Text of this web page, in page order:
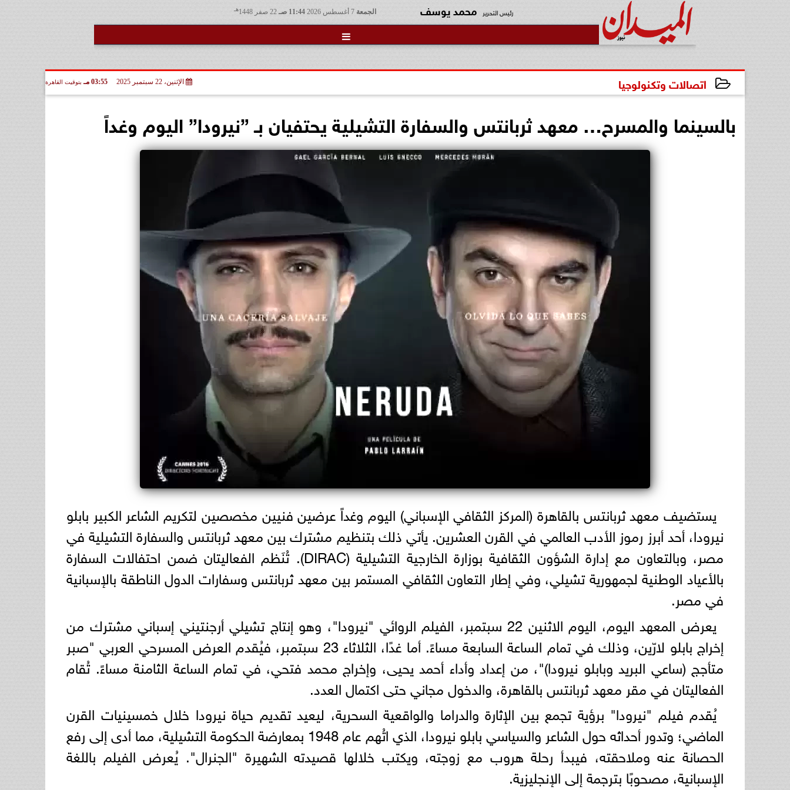
الجمعة 11:44 صـ هـ رئيس التحرير محمد يوسف

اتصالات وتكنولوجيا الإثنين، 22 سبتمبر 2025 03:55 مـ بتوقيت القاهرة
بالسينما والمسرح… معهد ثربانتس والسفارة التشيلية يحتفيان بـ ”نيرودا” اليوم وغداً
يستضيف معهد ثربانتس بالقاهرة (المركز الثقافي الإسباني) اليوم وغداً عرضين فنيين مخصصين لتكريم الشاعر الكبير بابلو
نيرودا، أحد أبرز رموز الأدب العالمي في القرن العشرين. يأتي ذلك بتنظيم مشترك بين معهد ثربانتس والسفارة التشيلية في
مصر، وبالتعاون مع إدارة الشؤون الثقافية بوزارة الخارجية التشيلية (DIRAC). تُنَظم الفعاليتان ضمن احتفالات السفارة
بالأعياد الوطنية لجمهورية تشيلي، وفي إطار التعاون الثقافي المستمر بين معهد ثربانتس وسفارات الدول الناطقة بالإسبانية
في مصر.
يعرض المعهد اليوم، اليوم الاثنين 22 سبتمبر، الفيلم الروائي "نيرودا"، وهو إنتاج تشيلي أرجنتيني إسباني مشترك من
إخراج بابلو لارّين، وذلك في تمام الساعة السابعة مساءً. أما غدًا، الثلاثاء 23 سبتمبر، فيُقدم العرض المسرحي العربي "صبر
متأجج (ساعي البريد وبابلو نيرودا)"، من إعداد وأداء أحمد يحيى، وإخراج محمد فتحي، في تمام الساعة الثامنة مساءً. تُقام
الفعاليتان في مقر معهد ثربانتس بالقاهرة، والدخول مجاني حتى اكتمال العدد.
يُقدم فيلم "نيرودا" برؤية تجمع بين الإثارة والدراما والواقعية السحرية، ليعيد تقديم حياة نيرودا خلال خمسينيات القرن
الماضي؛ وتدور أحداثه حول الشاعر والسياسي بابلو نيرودا، الذي اتُهم عام 1948 بمعارضة الحكومة التشيلية، مما أدى إلى رفع
الحصانة عنه وملاحقته، فيبدأ رحلة هروب مع زوجته، ويكتب خلالها قصيدته الشهيرة "الجنرال". يُعرض الفيلم باللغة
الإسبانية، مصحوبًا بترجمة إلى الإنجليزية.